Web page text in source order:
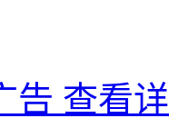
告 查看